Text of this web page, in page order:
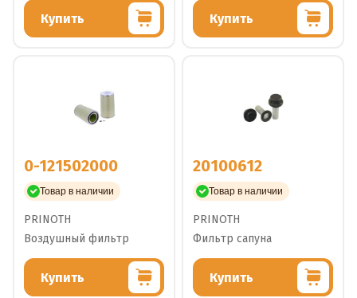
Купить Купить
0-121502000
Товар в наличии
PRINOTH
Воздушный фильтр
Купить
20100612
Товар в наличии
PRINOTH
Фильтр сапуна
Купить